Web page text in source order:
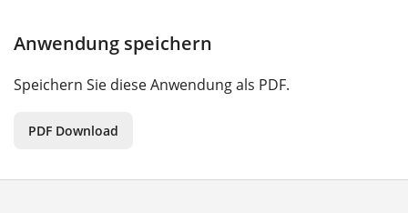
Anwendung speichern
Speichern Sie diese Anwendung als PDF.
PDF Download